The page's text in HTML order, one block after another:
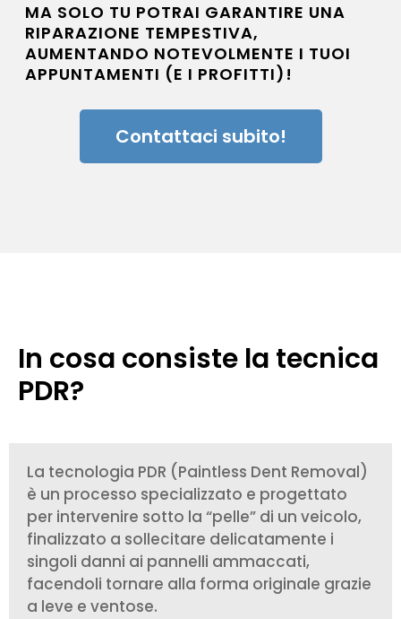
MA SOLO TU POTRAI GARANTIRE UNA
RIPARAZIONE TEMPESTIVA,
AUMENTANDO NOTEVOLMENTE I TUOI
APPUNTAMENTI (E I PROFITTI)!
Contattaci subito!
In cosa consiste la tecnica
PDR?
La tecnologia PDR (Paintless Dent Removal)
è un processo specializzato e progettato
per intervenire sotto la “pelle” di un veicolo,
finalizzato a sollecitare delicatamente i
singoli danni ai pannelli ammaccati,
facendoli tornare alla forma originale grazie
a leve e ventose.